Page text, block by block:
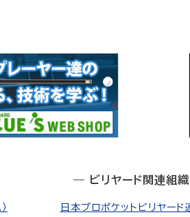
― ビリヤード関連組
日本プロポケットビリヤード